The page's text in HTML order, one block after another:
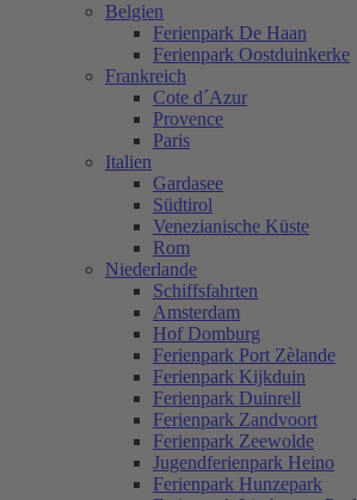
Belgien
Ferienpark De Haan
Ferienpark Oostduinkerke
Frankreich
Cote d´Azur
Provence
Paris
Italien
Gardasee
Südtirol
Venezianische Küste
Rom
Niederlande
Schiffsfahrten
Amsterdam
Hof Domburg
Ferienpark Port Zèlande
Ferienpark Kijkduin
Ferienpark Duinrell
Ferienpark Zandvoort
Ferienpark Zeewolde
Jugendferienpark Heino
Ferienpark Hunzepark